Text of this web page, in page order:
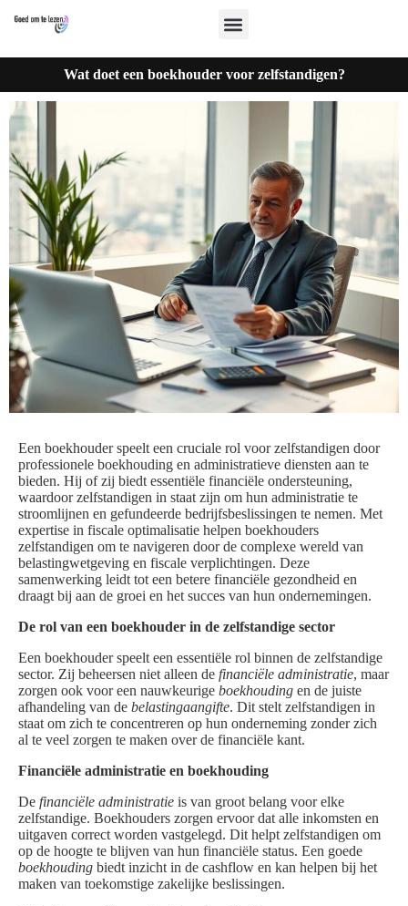
Wat doet een boekhouder voor zelfstandigen?
Een boekhouder speelt een cruciale rol voor zelfstandigen door
professionele boekhouding en administratieve diensten aan te
bieden. Hij of zij biedt essentiële financiële ondersteuning,
waardoor zelfstandigen in staat zijn om hun administratie te
stroomlijnen en gefundeerde bedrijfsbeslissingen te nemen. Met
expertise in fiscale optimalisatie helpen boekhouders
zelfstandigen om te navigeren door de complexe wereld van
belastingwetgeving en fiscale verplichtingen. Deze
samenwerking leidt tot een betere financiële gezondheid en
draagt bij aan de groei en het succes van hun ondernemingen.
De rol van een boekhouder in de zelfstandige sector
Een boekhouder speelt een essentiële rol binnen de zelfstandige
sector. Zij beheersen niet alleen de financiële administratie, maar
zorgen ook voor een nauwkeurige boekhouding en de juiste
afhandeling van de belastingaangifte. Dit stelt zelfstandigen in
staat om zich te concentreren op hun onderneming zonder zich
al te veel zorgen te maken over de financiële kant.
Financiële administratie en boekhouding
De financiële administratie is van groot belang voor elke
zelfstandige. Boekhouders zorgen ervoor dat alle inkomsten en
uitgaven correct worden vastgelegd. Dit helpt zelfstandigen om
op de hoogte te blijven van hun financiële status. Een goede
boekhouding biedt inzicht in de cashflow en kan helpen bij het
maken van toekomstige zakelijke beslissingen.